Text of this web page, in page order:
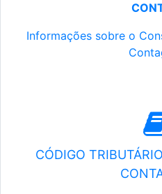
Informações sobre o
CÓDIGO